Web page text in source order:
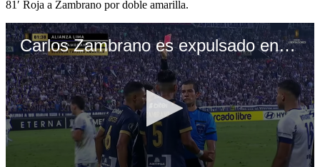
81′ Roja a Zambrano por doble amarilla.
Carlos Zambrano es expulsado en el Alianza Lima vs Talleres por Copa Libertadores. (Video: Telefe)